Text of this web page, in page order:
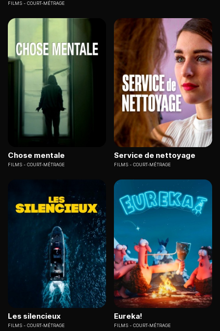
FILMS COURT-MÉTRAGE
Chose mentale
FILMS COURT-MÉTRAGE
Service de nettoyage
FILMS COURT-MÉTRAGE
Les silencieux
FILMS COURT-MÉTRAGE
Eureka!
FILMS COURT-MÉTRAGE